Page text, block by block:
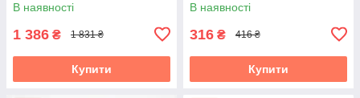
В наявності
1 386 ₴ 1 831 ₴
Купити
В наявності
316 ₴ 416 ₴
Купити